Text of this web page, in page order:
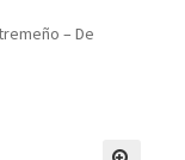
hijo
– De